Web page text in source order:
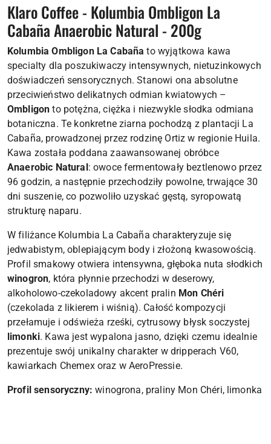
Klaro Coffee - Kolumbia Ombligon La
Cabaña Anaerobic Natural - 200g
Kolumbia Ombligon La Cabaña to wyjątkowa kawa
specialty dla poszukiwaczy intensywnych, nietuzinkowych
doświadczeń sensorycznych. Stanowi ona absolutne
przeciwieństwo delikatnych odmian kwiatowych –
Ombligon to potężna, ciężka i niezwykle słodka odmiana
botaniczna. Te konkretne ziarna pochodzą z plantacji La
Cabaña, prowadzonej przez rodzinę Ortiz w regionie Huila.
Kawa została poddana zaawansowanej obróbce
Anaerobic Natural: owoce fermentowały beztlenowo przez
96 godzin, a następnie przechodziły powolne, trwające 30
dni suszenie, co pozwoliło uzyskać gęstą, syropowatą
strukturę naparu.
W filiżance Kolumbia La Cabaña charakteryzuje się
jedwabistym, oblepiającym body i złożoną kwasowością.
Profil smakowy otwiera intensywna, głęboka nuta słodkich
winogron, która płynnie przechodzi w deserowy,
alkoholowo-czekoladowy akcent pralin Mon Chéri
(czekolada z likierem i wiśnią). Całość kompozycji
przełamuje i odświeża rześki, cytrusowy błysk soczystej
limonki. Kawa jest wypalona jasno, dzięki czemu idealnie
prezentuje swój unikalny charakter w dripperach V60,
kawiarkach Chemex oraz w AeroPressie.
Profil sensoryczny: winogrona, praliny Mon Chéri, limonka